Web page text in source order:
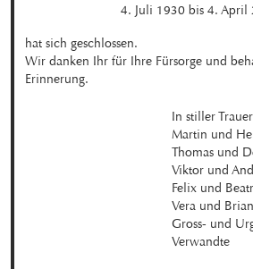
4. Juli 1930bis 4. April
hat sich geschlossen.
Wir danken Ihr für Ihre Fürsorge und
Erinnerung.
In stiller
Martin und
Thomas und
Viktor und
Felix und
Vera und
Gross- und
Verwandte